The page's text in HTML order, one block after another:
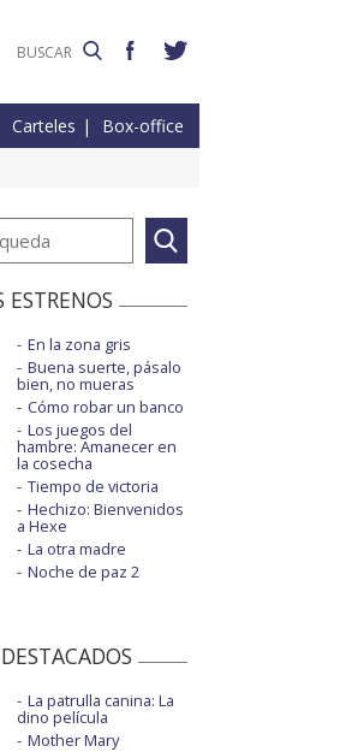
Carteles Box-office
ESTRENOS
En la zona gris
Buena suerte, pásalo
bien, no mueras
Cómo robar un banco
Los juegos del
hambre: Amanecer en
la cosecha
Tiempo de victoria
Hechizo: Bienvenidos
a Hexe
La otra madre
Noche de paz 2
La patrulla canina: La
dino película
Mother Mary